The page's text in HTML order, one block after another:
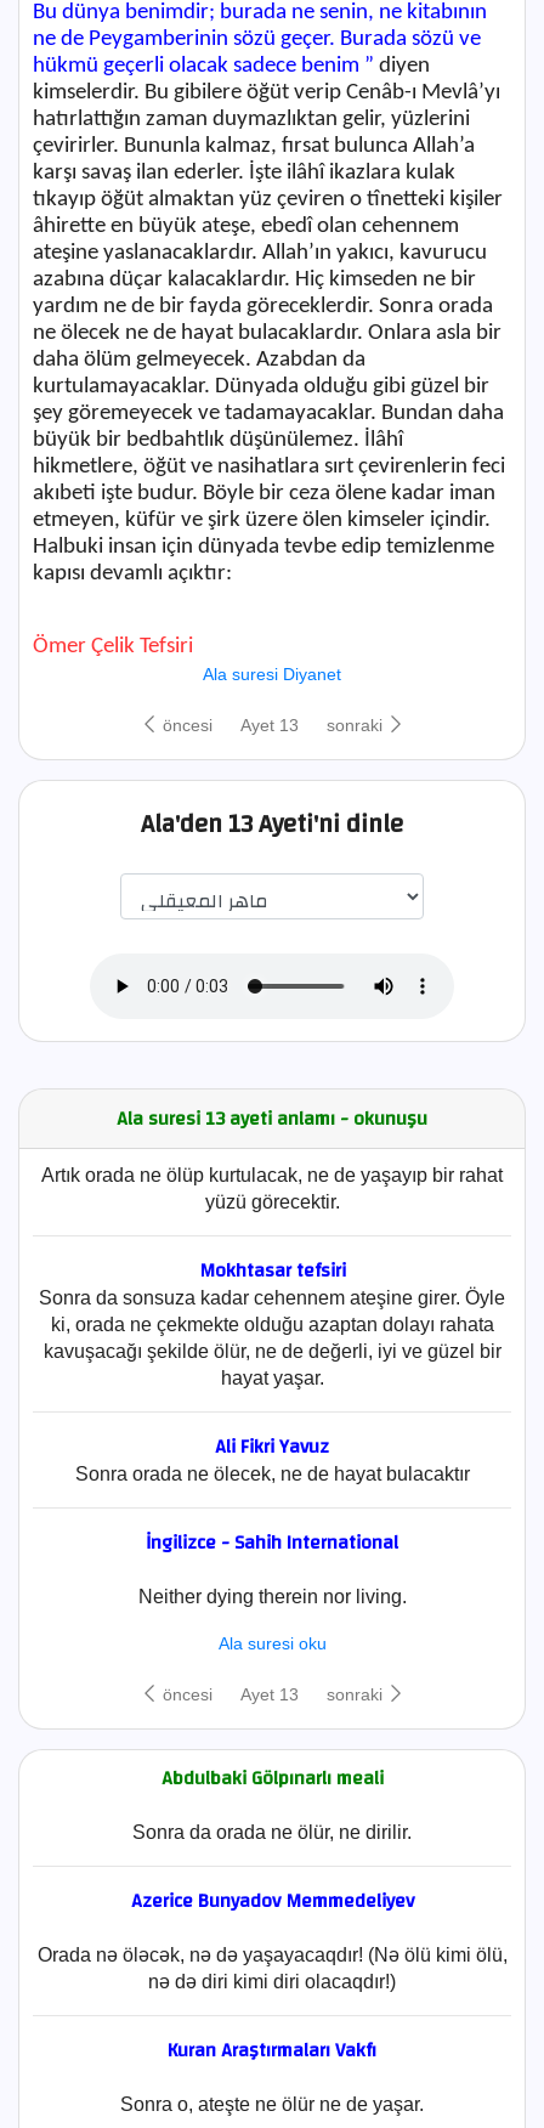
Bu dünya benimdir; burada ne senin, ne kitabının
ne de Peygamberinin sözü geçer. Burada sözü ve
hükmü geçerli olacak sadece benim ” diyen
kimselerdir. Bu gibilere öğüt verip Cenâb-ı Mevlâ’yı
hatırlattığın zaman duymazlıktan gelir, yüzlerini
çevirirler. Bununla kalmaz, fırsat bulunca Allah’a
karşı savaş ilan ederler. İşte ilâhî ikazlara kulak
tıkayıp öğüt almaktan yüz çeviren o tînetteki kişiler
âhirette en büyük ateşe, ebedî olan cehennem
ateşine yaslanacaklardır. Allah’ın yakıcı, kavurucu
azabına düçar kalacaklardır. Hiç kimseden ne bir
yardım ne de bir fayda göreceklerdir. Sonra orada
ne ölecek ne de hayat bulacaklardır. Onlara asla bir
daha ölüm gelmeyecek. Azabdan da
kurtulamayacaklar. Dünyada olduğu gibi güzel bir
şey göremeyecek ve tadamayacaklar. Bundan daha
büyük bir bedbahtlık düşünülemez. İlâhî
hikmetlere, öğüt ve nasihatlara sırt çevirenlerin feci
akıbeti işte budur. Böyle bir ceza ölene kadar iman
etmeyen, küfür ve şirk üzere ölen kimseler içindir.
Halbuki insan için dünyada tevbe edip temizlenme
kapısı devamlı açıktır:
Ömer Çelik Tefsiri
Ala suresi Diyanet
öncesi Ayet 13 sonraki
Ala'den 13 Ayeti'ni dinle
Ala suresi 13 ayeti anlamı - okunuşu
Artık orada ne ölüp kurtulacak, ne de yaşayıp bir rahat
yüzü görecektir.
Mokhtasar tefsiri
Sonra da sonsuza kadar cehennem ateşine girer. Öyle
ki, orada ne çekmekte olduğu azaptan dolayı rahata
kavuşacağı şekilde ölür, ne de değerli, iyi ve güzel bir
hayat yaşar.
Ali Fikri Yavuz
Sonra orada ne ölecek, ne de hayat bulacaktır
İngilizce - Sahih International
Neither dying therein nor living.
Ala suresi oku
öncesi Ayet 13 sonraki
Abdulbaki Gölpınarlı meali
Sonra da orada ne ölür, ne dirilir.
Azerice Bunyadov Memmedeliyev
Orada nə öləcək, nə də yaşayacaqdır! (Nə ölü kimi ölü,
nə də diri kimi diri olacaqdır!)
Kuran Araştırmaları Vakfı
Sonra o, ateşte ne ölür ne de yaşar.